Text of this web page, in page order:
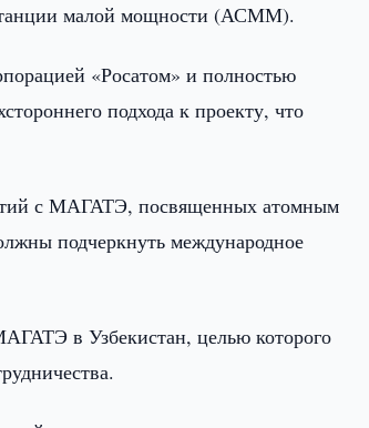
станции малой мощности (АСММ).
«Росатом» и полностью
подхода к проекту, что
с МАГАТЭ, посвященных атомным
подчеркнуть международное
в Узбекистан, целью которого